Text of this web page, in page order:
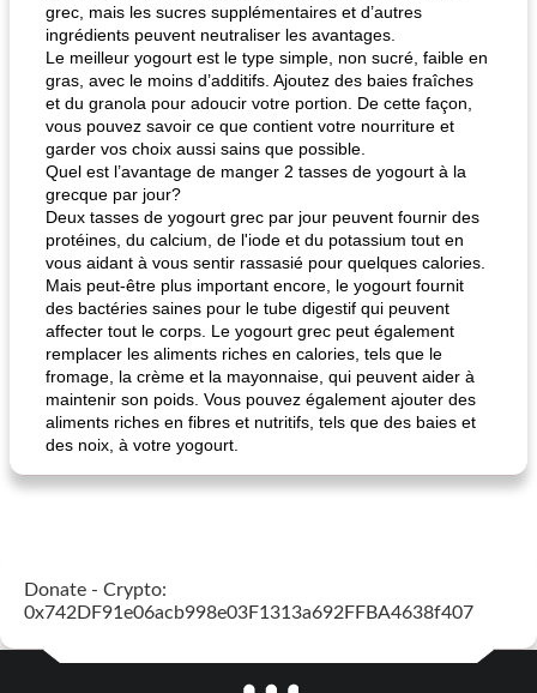
grec, mais les sucres supplémentaires et d’autres
ingrédients peuvent neutraliser les avantages.
Le meilleur yogourt est le type simple, non sucré, faible en
gras, avec le moins d’additifs. Ajoutez des baies fraîches
et du granola pour adoucir votre portion. De cette façon,
vous pouvez savoir ce que contient votre nourriture et
garder vos choix aussi sains que possible.
Quel est l’avantage de manger 2 tasses de yogourt à la
grecque par jour?
Deux tasses de yogourt grec par jour peuvent fournir des
protéines, du calcium, de l'iode et du potassium tout en
vous aidant à vous sentir rassasié pour quelques calories.
Mais peut-être plus important encore, le yogourt fournit
des bactéries saines pour le tube digestif qui peuvent
affecter tout le corps. Le yogourt grec peut également
remplacer les aliments riches en calories, tels que le
fromage, la crème et la mayonnaise, qui peuvent aider à
maintenir son poids. Vous pouvez également ajouter des
aliments riches en fibres et nutritifs, tels que des baies et
des noix, à votre yogourt.
Donate - Crypto:
0x742DF91e06acb998e03F1313a692FFBA4638f407